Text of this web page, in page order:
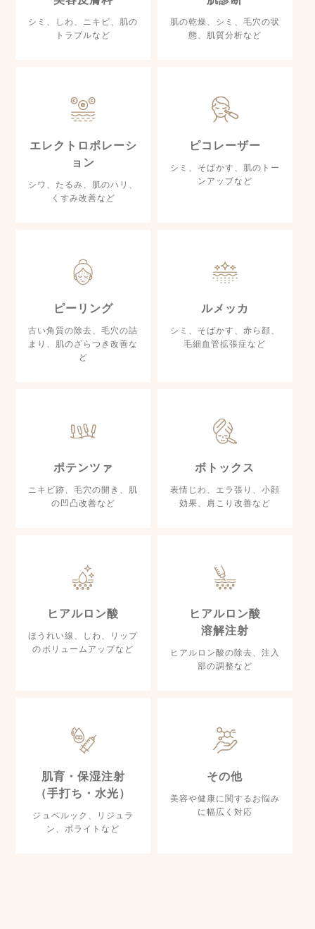
シミ、しわ、ニキビ、肌の
トラブルなど
肌の乾燥、シミ、毛穴の状
態、肌質分析など
エレクトロポレーシ
ョン
シワ、たるみ、肌のハリ、
くすみ改善など
ピコレーザー
シミ、そばかす、肌のトー
ンアップなど
ピーリング
古い角質の除去、毛穴の詰
まり、肌のざらつき改善な
ど
ルメッカ
シミ、そばかす、赤ら顔、
毛細血管拡張症など
ポテンツァ
ニキビ跡、毛穴の開き、肌
の凹凸改善など
ボトックス
表情じわ、エラ張り、小顔
効果、肩こり改善など
ヒアルロン酸
ほうれい線、しわ、リップ
のボリュームアップなど
ヒアルロン酸
溶解注射
ヒアルロン酸の除去、注入
部の調整など
肌育・保湿注射
（手打ち・水光）
ジュベルック、リジュラ
ン、ボライトなど
その他
美容や健康に関するお悩み
に幅広く対応